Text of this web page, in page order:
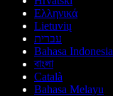
Ελληνικά
Lietuvių
עברית
Bahasa Indonesia
বাংলা
Català
Bahasa Melayu